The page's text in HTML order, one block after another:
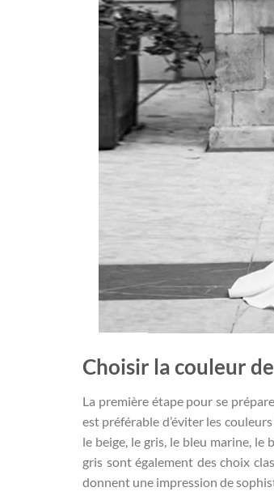
Choisir la couleur
La première étape pour se
est préférable d’éviter les
le beige, le gris, le bleu marine,
gris sont également des choix
donnent une impression de